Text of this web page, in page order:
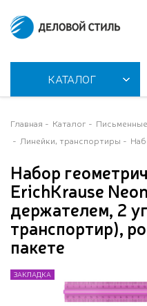
КАТАЛОГ
Главная Каталог
Линейки, транспортиры
Набор
ErichKrause
держателем, 2
транспортир),
пакете
ЗАКЛАДКА
ЗАКЛАДКА